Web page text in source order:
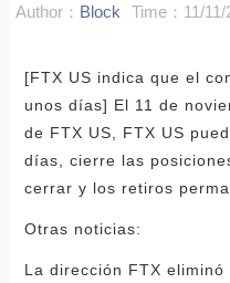
Author： Block Time：11/
[FTX US indica que el
unos días] El 11 de
de FTX US, FTX US
días, cierre las
cerrar y los retiros
Otras noticias:
La dirección FTX